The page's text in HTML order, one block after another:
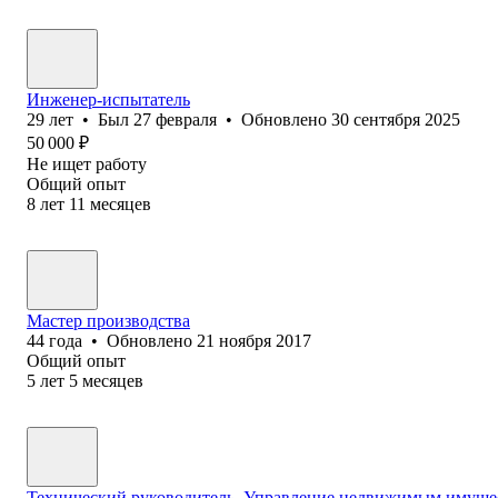
Инженер-испытатель
29 лет • Был 27 февраля • Обновлено 30 сентября 2025
50 000 ₽
Не ищет работу
Общий опыт
8 лет 11 месяцев
Мастер производства
44 года • Обновлено 21 ноября 2017
Общий опыт
5 лет 5 месяцев